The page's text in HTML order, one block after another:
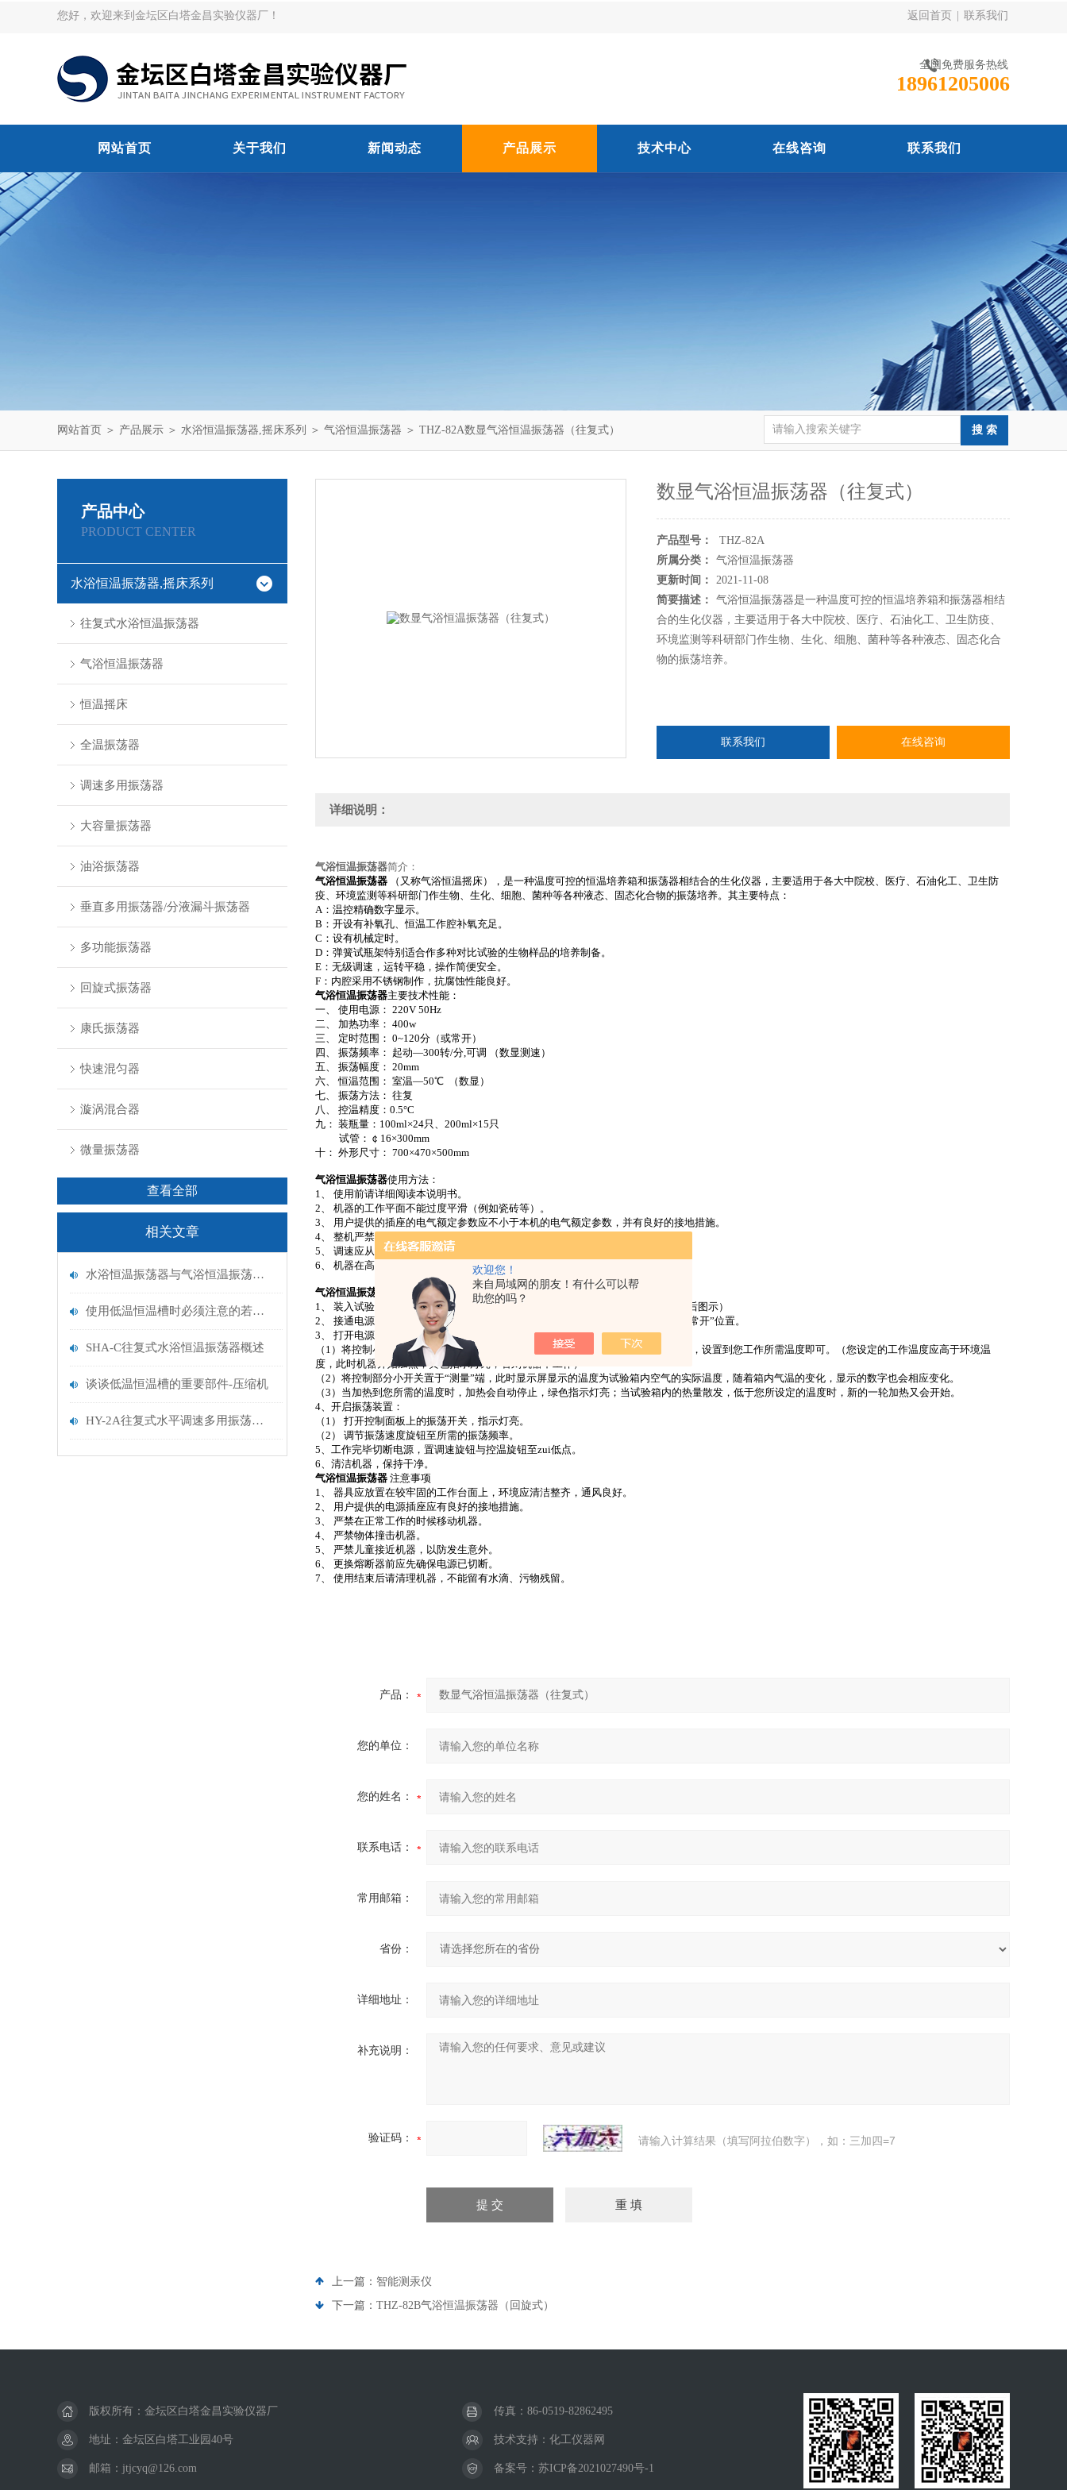
欢迎您！
来自局域网的朋友！有什么可以帮
助您的吗？
您好，欢迎来到金坛区白塔金昌实验仪器厂！ 返回首页 联系我们
全国免费服务热线
18961205006
网站首页 关于我们 新闻动态 产品展示 技术中心 在线咨询 联系我们
网站首页 ＞ 产品展示 ＞ 水浴恒温振荡器,摇床系列 ＞ 气浴恒温振荡器 ＞ THZ-82A数显气浴恒温振荡器（往复式）
产品中心
PRODUCT CENTER
水浴恒温振荡器,摇床系列
往复式水浴恒温振荡器
气浴恒温振荡器
恒温摇床
全温振荡器
调速多用振荡器
大容量振荡器
油浴振荡器
垂直多用振荡器/分液漏斗振荡器
多功能振荡器
回旋式振荡器
康氏振荡器
快速混匀器
漩涡混合器
微量振荡器
查看全部
相关文章
水浴恒温振荡器与气浴恒温振荡器的区别
使用低温恒温槽时必须注意的若干问题
SHA-C往复式水浴恒温振荡器概述
谈谈低温恒温槽的重要部件-压缩机
HY-2A往复式水平调速多用振荡器使用说明书
数显气浴恒温振荡器（往复式）
产品型号：
THZ-82A
所属分类：
气浴恒温振荡器
更新时间：
2021-11-08
简要描述：
气浴恒温振荡器是一种温度可控的恒温培养箱和振荡器相结
合的生化仪器，主要适用于各大中院校、医疗、石油化工、卫生防疫、
环境监测等科研部门作生物、生化、细胞、菌种等各种液态、固态化合
物的振荡培养。
联系我们 在线咨询
详细说明：
气浴恒温振荡器简介 ：
气浴恒温振荡器
（又称气浴恒温摇床），是一种温度可控的恒温培养箱和振荡器相结合的生化仪器，主要适用于各大中院校、医疗、石油化工、卫生防
疫、环境监测等科研部门作生物、生化、细胞、菌种等各种液态、固态化合物的振荡培养。 其主要特点：
A：温控精确数字显示。
B：开设有补氧孔、恒温工作腔补氧充足。
C：设有机械定时。
D：弹簧试瓶架特别适合作多种对比试验的生物样品的培养制备。
E：无级调速，运转平稳，操作简便安全。
F：内腔采用不锈钢制作，抗腐蚀性能良好。
气浴恒温振荡器主要技术性能：
一、 使用电源： 220V 50Hz
二、 加热功率： 400w
三、 定时范围： 0~120分（或常开）
四、 振荡频率： 起动—300转/分,可调 （数显测速）
五、 振荡幅度： 20mm
六、 恒温范围： 室温—50℃ （数显）
七、 振荡方法： 往复
八、 控温精度：0.5°C
九： 装瓶量：100ml×24只、200ml×15只
试管：￠16×300mm
十： 外形尺寸： 700×470×500mm
气浴恒温振荡器使用方法：
1、 使用前请详细阅读本说明书。
2、 机器的工作平面不能过度平滑（例如瓷砖等）。
3、 用户提供的插座的电气额定参数应不小于本机的电气额定参数，并有良好的接地措施。
4、 整机严禁在阳光直射的环境中使用。
5、 调速应从低速向高速慢慢起动。
6、 机器在高速振荡时可能会有一定的移位，因此在使用时应有人看管。
气浴恒温振荡器
使用说明
1、 装入试验瓶，并保持平衡，如是双功能机型，设定振荡方式。（详细设定见zui后图示）
2、 接通电源，根据机器表面刻度设定定时时间，如需长时间工作，将定时器调至“常开”位置。
3、 打开电源开关，设定恒温温度：
（1）将控制小开关置于“设定”段，此时显示屏显示的温度为设定的温度，调节旋钮，设置到您工作所需温度即可。（您设定的工作温度应高于环境温
度，此时机器开始加热，黄色指示灯亮，否则机器不工作）
（2）将控制部分小开关置于“测量”端，此时显示屏显示的温度为试验箱内空气的实际温度，随着箱内气温的变化，显示的数字也会相应变化。
（3）当加热到您所需的温度时，加热会自动停止，绿色指示灯亮；当试验箱内的热量散发，低于您所设定的温度时，新的一轮加热又会开始。
4、开启振荡装置：
（1） 打开控制面板上的振荡开关，指示灯亮。
（2） 调节振荡速度旋钮至所需的振荡频率。
5、工作完毕切断电源，置调速旋钮与控温旋钮至zui低点。
6、清洁机器，保持干净。
气浴恒温振荡器 注意事项
1、 器具应放置在较牢固的工作台面上，环境应清洁整齐，通风良好。
2、 用户提供的电源插座应有良好的接地措施。
3、 严禁在正常工作的时候移动机器。
4、 严禁物体撞击机器。
5、 严禁儿童接近机器，以防发生意外。
6、 更换熔断器前应先确保电源已切断。
7、 使用结束后请清理机器，不能留有水滴、污物残留。
产品：
您的单位：
您的姓名：
联系电话：
常用邮箱：
省份：
详细地址：
补充说明：
验证码： 请输入计算结果（填写阿拉伯数字），如：三加四=7
上一篇： 智能测汞仪
下一篇： THZ-82B气浴恒温振荡器（回旋式）
版权所有：金坛区白塔金昌实验仪器厂 传真：86-0519-82862495
地址：金坛区白塔工业园40号 技术支持： 化工仪器网
邮箱：jtjcyq@126.com 备案号： 苏ICP备2021027490号-1